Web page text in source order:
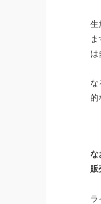
生
は
な
的
な
販
ラ